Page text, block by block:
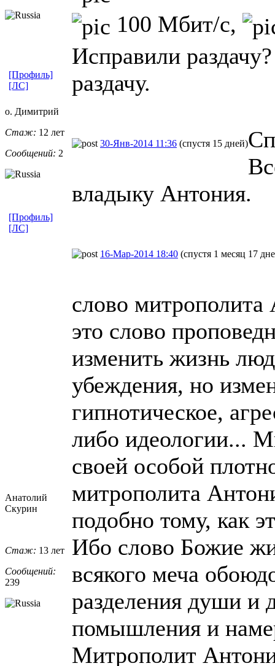
100 Мбит/с,
Исправили
раздачу.
[Профиль]
[ЛС]
о. Димитрий
Стаж: 12 лет
Сообщений: 2
30-Янв-2014 11:36 (спустя 15 дней)
владыку Антония.
[Профиль]
[ЛС]
Анатолий
Скурин
Стаж: 13 лет
Сообщений:
239
16-Мар-2014 18:40 (спустя 1 месяц 17
слово
это слово
изменить жизнь
убеждения, но
гипнотическое,
либо идеологии...
своей особой
митрополита
подобно тому, как
Ибо слово Божие
всякого меча
разделения души и
помышления и
Митрополит